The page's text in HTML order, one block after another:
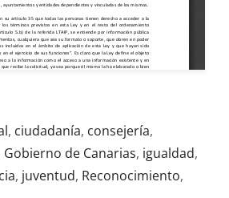
, ciudadanía, consejería,
Gobierno de Canarias, igualdad,
, juventud, Reconocimiento,